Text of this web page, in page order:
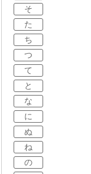
そ
た
ち
つ
て
と
な
に
ぬ
ね
の